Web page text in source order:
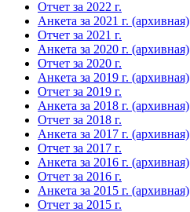
Отчет за 2022 г.
Анкета за 2021 г. (архивная)
Отчет за 2021 г.
Анкета за 2020 г. (архивная)
Отчет за 2020 г.
Анкета за 2019 г. (архивная)
Отчет за 2019 г.
Анкета за 2018 г. (архивная)
Отчет за 2018 г.
Анкета за 2017 г. (архивная)
Отчет за 2017 г.
Анкета за 2016 г. (архивная)
Отчет за 2016 г.
Анкета за 2015 г. (архивная)
Отчет за 2015 г.